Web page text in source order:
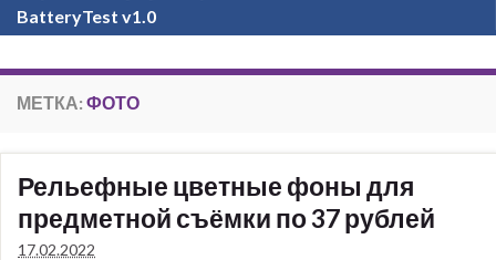
BatteryTest v1.0
МЕТКА: ФОТО
Рельефные цветные фоны для
предметной съёмки по 37 рублей
17.02.2022